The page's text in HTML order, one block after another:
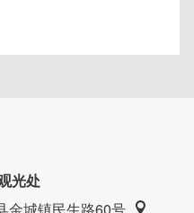
间内独立的休憩空间，可以
光处